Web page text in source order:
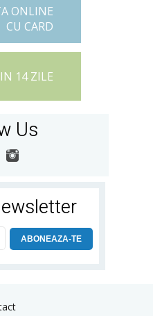
ONLINE
CU CARD
14 ZILE
Us
ABONEAZA-TE